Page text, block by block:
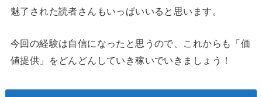
魅了された読者さんもいっぱいいると思います。
今回の経験は自信になったと思うので、これからも「価
値提供」をどんどんしていき稼いでいきましょう！